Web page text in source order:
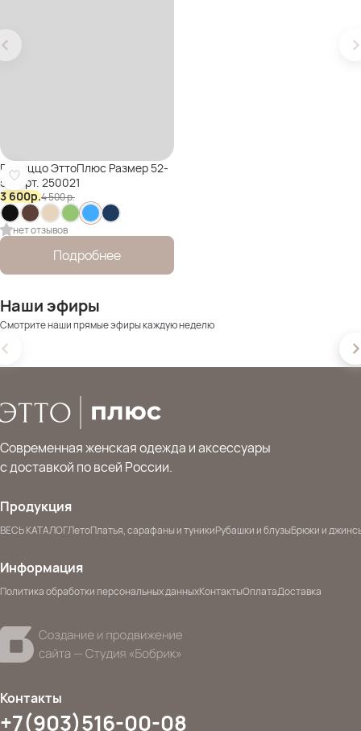
Палаццо ЭттоПлюс Размер 52-
58, арт. 250021
3 600р.4 500р.
нет отзывов
Подробнее
Наши эфиры
Смотрите наши прямые эфиры каждую неделю
Современная женская одежда и аксессуары
с доставкой по всей России.
Продукция
ВЕСЬ КАТАЛОГЛетоПлатья, сарафаны и туникиРубашки и блузыБрюки и
Информация
Политика обработки персональных данныхКонтактыОплатаДоставка
Контакты
+7(903)516-00-08